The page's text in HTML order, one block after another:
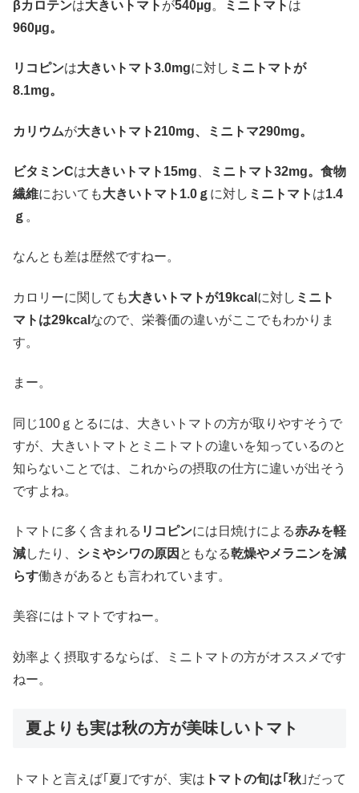
βカロテンは大きいトマト が540µg。 ミニトマト は
960µg。
リコピンは大きいトマト3.0mgに対し ミニトマトが
8.1mg。
カリウムが大きいトマト210mg、ミニトマ290mg。
ビタミンCは大きいトマト15mg
ミニトマト32mg。食物
繊維においても大きいトマト1.0ｇ に対し ミニトマト は1.4
ｇ 。
なんとも差は歴然ですねー。
カロリーに関しても大きいトマトが19kcal に対し ミニト
マトは29kcal なので、栄養価の違いがここでもわかりま
す。
まー。
同じ100ｇとるには、大きいトマトの方が取りやすそうで
すが、大きいトマトとミニトマトの違いを知っているのと
知らないことでは、これからの摂取の仕方に違いが出そう
ですよね。
トマトに多く含まれる リコピンには日焼けによる赤みを軽
減したり、 シミやシワの原因 ともなる乾燥やメラニンを減
らす働きがあるとも言われています。
美容にはトマトですねー。
効率よく摂取するならば、ミニトマトの方がオススメです
ねー。
夏よりも実は秋の方が美味しいトマト
トマトと言えば｢夏｣ですが、実は トマトの旬は｢秋 ｣だって